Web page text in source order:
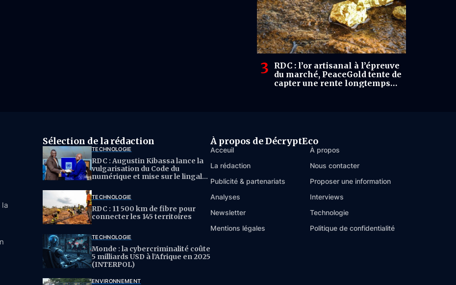
RDC : l’or artisanal à l’épreuve
du marché, PeaceGold tente de
capter une rente longtemps
la
Sélection de la rédaction
TECHNOLOGIE
RDC : Augustin Kibassa lance la
vulgarisation du Code du
numérique et mise sur le lingala
TECHNOLOGIE
RDC : 11 500 km de fibre pour
connecter les 145 territoires
TECHNOLOGIE
Monde : la cybercriminalité coûte
5 milliards USD à l’Afrique en 2025
(INTERPOL)
ENVIRONNEMENT
À propos de DécryptEco
Acceuil
À propos
La rédaction
Nous contacter
Publicité & partenariats
Proposer une information
Analyses
Interviews
Newsletter
Technologie
Mentions légales
Politique de confidentialité